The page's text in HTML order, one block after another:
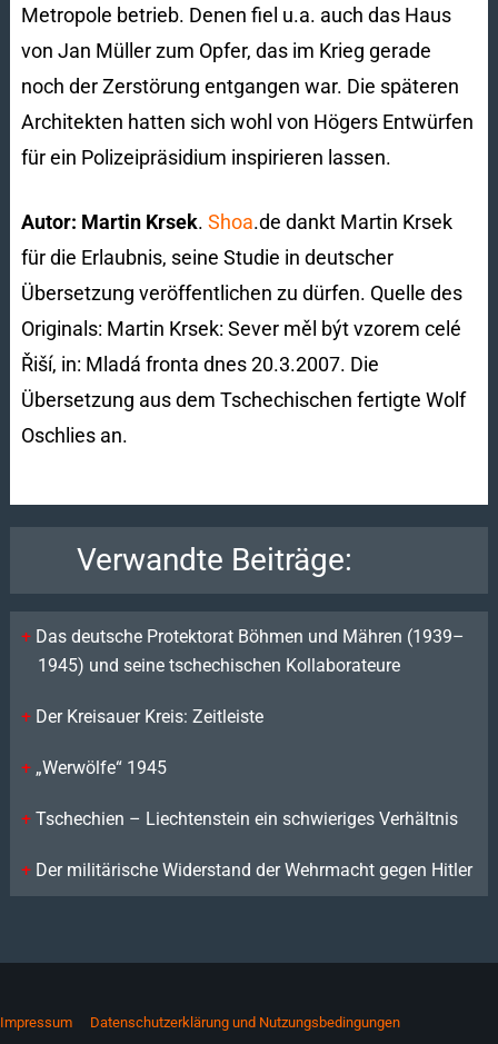
Metropole betrieb. Denen fiel u.a. auch das Haus
von Jan Müller zum Opfer, das im Krieg gerade
noch der Zerstörung entgangen war. Die späteren
Architekten hatten sich wohl von Högers Entwürfen
für ein Polizeipräsidium inspirieren lassen.
Autor: Martin Krsek. Shoa.de dankt Martin Krsek
für die Erlaubnis, seine Studie in deutscher
Übersetzung veröffentlichen zu dürfen. Quelle des
Originals: Martin Krsek: Sever měl být vzorem celé
Řiší, in: Mladá fronta dnes 20.3.2007. Die
Übersetzung aus dem Tschechischen fertigte Wolf
Oschlies an.
Verwandte Beiträge:
Das deutsche Protektorat Böhmen und Mähren (1939–
1945) und seine tschechischen Kollaborateure
Der Kreisauer Kreis: Zeitleiste
„Werwölfe“ 1945
Tschechien – Liechtenstein ein schwieriges Verhältnis
Der militärische Widerstand der Wehrmacht gegen Hitler
Impressum
Datenschutzerklärung und Nutzungsbedingungen